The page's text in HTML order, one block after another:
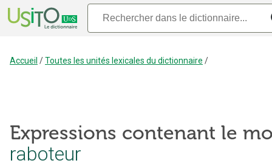
Accueil /Toutes les unités lexicales du dictionnaire /
Expressions contenant le
raboteur